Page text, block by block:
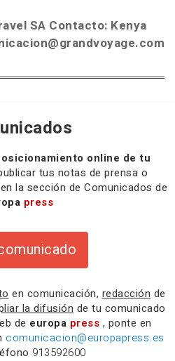
SA Contacto: Kenya
online de tu
tus notas de prensa o
la sección de Comunicados de
press
en comunicación, redacción de
la difusión de tu comunicado
de europa press , ponte en
comunicacion@europapress.es
913592600